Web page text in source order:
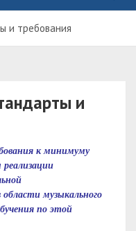
и требования
и
к минимуму
музыкального
по этой